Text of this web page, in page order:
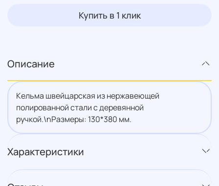
Купить в 1 клик
Описание
Кельма швейцарская из нержавеющей
полированной стали с деревянной
ручкой.\nРазмеры: 130*380 мм.
Характеристики